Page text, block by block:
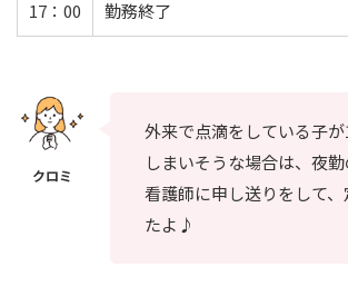
17：00 勤務終了
外来で点滴をしている子
しまいそうな場合は、夜
看護師に申し送りをして
たよ♪